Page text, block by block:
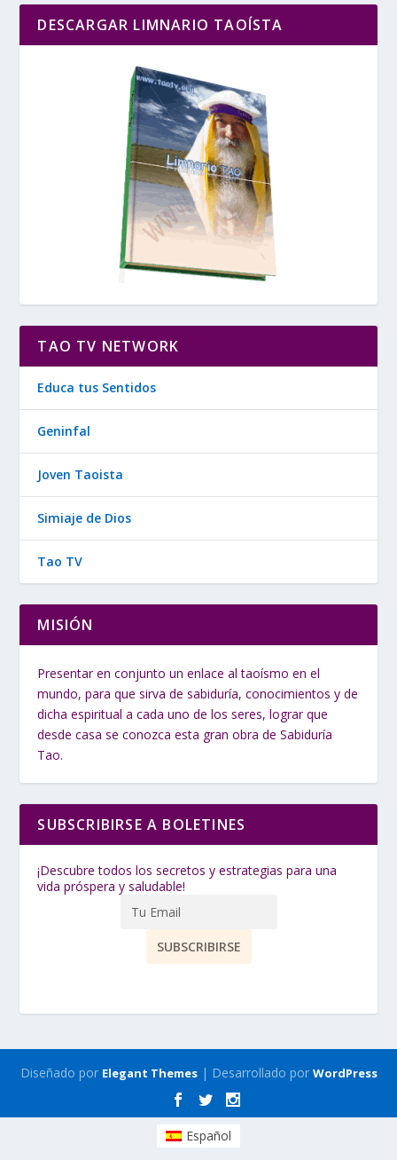
DESCARGAR LIMNARIO TAOÍSTA
TAO TV NETWORK
Educa tus Sentidos
Geninfal
Joven Taoista
Simiaje de Dios
Tao TV
MISIÓN
Presentar en conjunto un enlace al taoísmo en el
mundo, para que sirva de sabiduría, conocimientos y de
dicha espiritual a cada uno de los seres, lograr que
desde casa se conozca esta gran obra de Sabiduría
Tao.
SUBSCRIBIRSE A BOLETINES
¡Descubre todos los secretos y estrategias para una
vida próspera y saludable!
Diseñado por Elegant Themes| Desarrollado por WordPress
Español